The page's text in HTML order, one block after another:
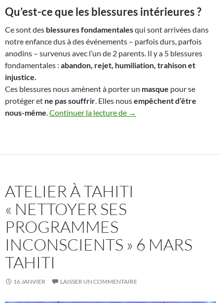
Qu’est-ce que les blessures intérieures ?
Ce sont des blessures fondamentalesqui sont arrivées dans
notre enfance dus à des événements – parfois durs, parfois
anodins – survenus avec l’un de 2 parents. Il y a 5 blessures
fondamentales : abandon, rejet, humiliation, trahison et
injustice.
Ces blessures nous amènent à porter un masque pour se
protéger et ne pas souffrir. Elles nousempêchent d’être
nous-même.Continuer la lecture de Atelier à Tahiti « Guérir de
→
ATELIER À TAHITI
« NETTOYER SES
PROGRAMMES
INCONSCIENTS » 6 MARS
TAHITI
16 JANVIER LAISSER UN COMMENTAIRE